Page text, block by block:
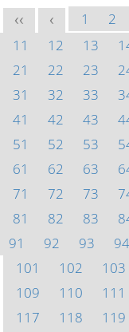
<< < 1 2
11
12 13
21
22 23
31
32 33
41
42 43
51
52 53
61
62 63
71
72 73
81
82 83
91
92 93 94
101
102 103
109
110 111
117
118 119